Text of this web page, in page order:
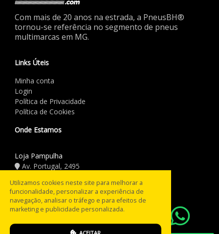
Com mais de 20 anos na estrada, a PneusBH®
tornou-se referência no segmento de pneus
multimarcas em MG.
Links Úteis
Minha conta
Login
Política de Privacidade
Política de Cookies
Onde Estamos
Loja Pampulha
Av. Portugal, 2495
Horário de Funcionamento
Seg a Sex: 08:00 às 18:00
Sáb: 08:00 às 12:00
Utilizamos cookies neste site para melhorar a
funcionalidade, personalizar a experiência de
navegação, analisar o tráfego e para efeitos de
marketing e publicidade personalizada.